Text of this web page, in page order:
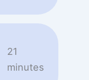
21
minutes